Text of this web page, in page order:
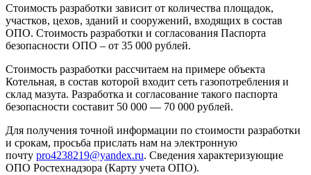
Стоимость разработки зависит от количества площадок,
участков, цехов, зданий и сооружений, входящих в состав
ОПО. Стоимость разработки и согласования Паспорта
безопасности ОПО – от 35 000 рублей.
Стоимость разработки рассчитаем на примере объекта
Котельная, в состав которой входит сеть газопотребления и
склад мазута. Разработка и согласование такого паспорта
безопасности составит 50 000 — 70 000 рублей.
Для получения точной информации по стоимости разработки
и срокам, просьба прислать нам на электронную
почту pro4238219@yandex.ru. Сведения характеризующие
ОПО Ростехнадзора (Карту учета ОПО).